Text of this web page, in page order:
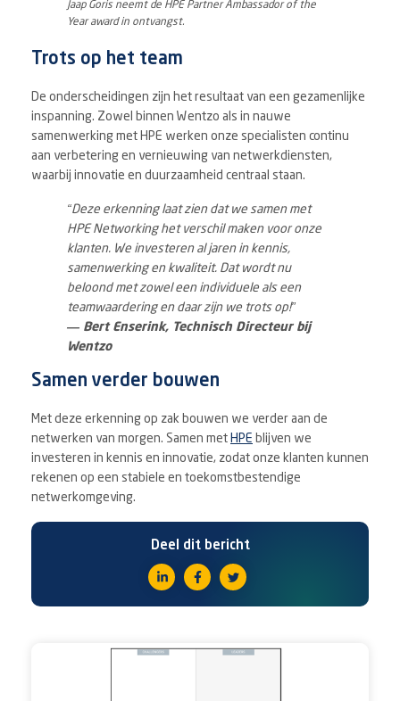
Jaap Goris neemt de HPE Partner Ambassador of the
Year award in ontvangst.
Trots op het team
De onderscheidingen zijn het resultaat van een gezamenlijke
inspanning. Zowel binnen Wentzo als in nauwe
samenwerking met HPE werken onze specialisten continu
aan verbetering en vernieuwing van netwerkdiensten,
waarbij innovatie en duurzaamheid centraal staan.
“Deze erkenning laat zien dat we samen met
HPE Networking het verschil maken voor onze
klanten. We investeren al jaren in kennis,
samenwerking en kwaliteit. Dat wordt nu
beloond met zowel een individuele als een
teamwaardering en daar zijn we trots op!”
— Bert Enserink, Technisch Directeur bij
Wentzo
Samen verder bouwen
Met deze erkenning op zak bouwen we verder aan de
netwerken van morgen. Samen met HPE blijven we
investeren in kennis en innovatie, zodat onze klanten kunnen
rekenen op een stabiele en toekomstbestendige
netwerkomgeving.
Deel dit bericht